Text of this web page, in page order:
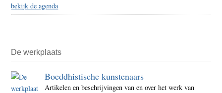
bekijk de agenda
De werkplaats
Boeddhistische kunstenaars
Artikelen en beschrijvingen van en over het werk van